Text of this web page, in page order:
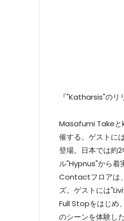
『"Katharsis"のリ
Masafumi Takeと
催する。ゲストに
登場。日本では約
ル"Hypnus"から着
Contactフロアは
ズ。ゲストには
Full Stopをはじめ
のシーンを体験し